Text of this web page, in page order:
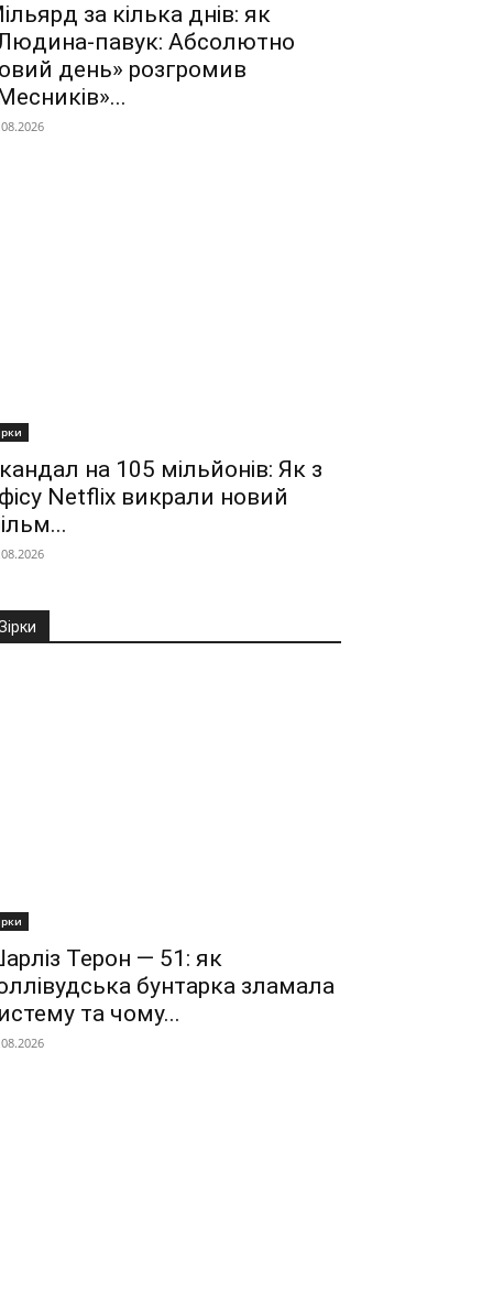
за кілька днів: як
павук: Абсолютно
день» розгромив
на 105 мільйонів: Як з
Netflix викрали новий
Терон — 51: як
бунтарка зламала
та чому...